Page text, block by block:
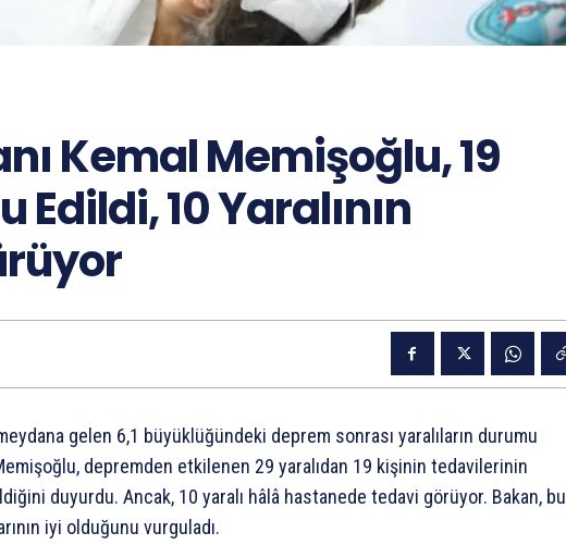
Kemal Memişoğlu, 19
Edildi, 10 Yaralının
gelen 6,1 büyüklüğündeki deprem sonrası yaralıların durumu
depremden etkilenen 29 yaralıdan 19 kişinin tedavilerinin
duyurdu. Ancak, 10 yaralı hâlâ hastanede tedavi görüyor. Bakan, bu
iyi olduğunu vurguladı.